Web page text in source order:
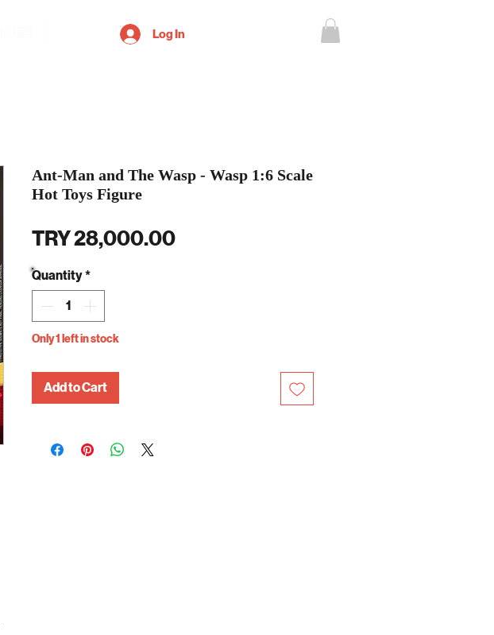
Log In
Ant-Man and The Wasp - Wasp 1:6 Scale
Hot Toys Figure
TRY 28,000.00Price
Quantity *
Only 1 left in stock
Add to Cart